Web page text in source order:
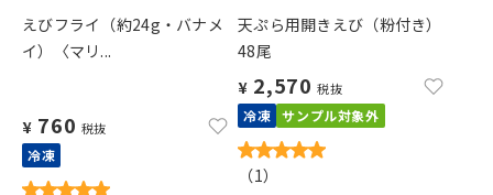
えびフライ（約24g・バナメ
イ）〈マリ...
¥ 760 税抜
冷凍
天ぷら用開きえび（粉付き）
48尾
¥ 2,570 税抜
冷凍 サンプル対象外
（1）